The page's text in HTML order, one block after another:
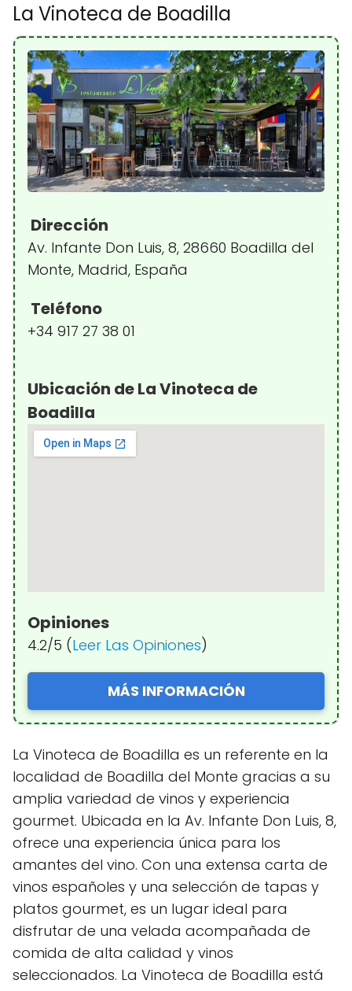
La Vinoteca de Boadilla
Dirección
Av. Infante Don Luis, 8, 28660 Boadilla del
Monte, Madrid, España
Teléfono
+34 917 27 38 01
Ubicación de La Vinoteca de
Boadilla
Opiniones
4.2/5 (Leer Las Opiniones)
MÁS INFORMACIÓN
La Vinoteca de Boadilla es un referente en la
localidad de Boadilla del Monte gracias a su
amplia variedad de vinos y experiencia
gourmet. Ubicada en la Av. Infante Don Luis, 8,
ofrece una experiencia única para los
amantes del vino. Con una extensa carta de
vinos españoles y una selección de tapas y
platos gourmet, es un lugar ideal para
disfrutar de una velada acompañada de
comida de alta calidad y vinos
seleccionados. La Vinoteca de Boadilla está